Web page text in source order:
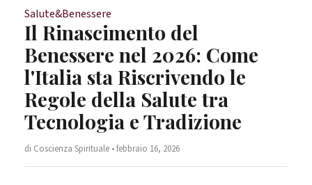
Salute&Benessere
Il Rinascimento del
Benessere nel 2026: Come
l'Italia sta Riscrivendo le
Regole della Salute tra
Tecnologia e Tradizione
di Coscienza Spirituale • febbraio 16, 2026